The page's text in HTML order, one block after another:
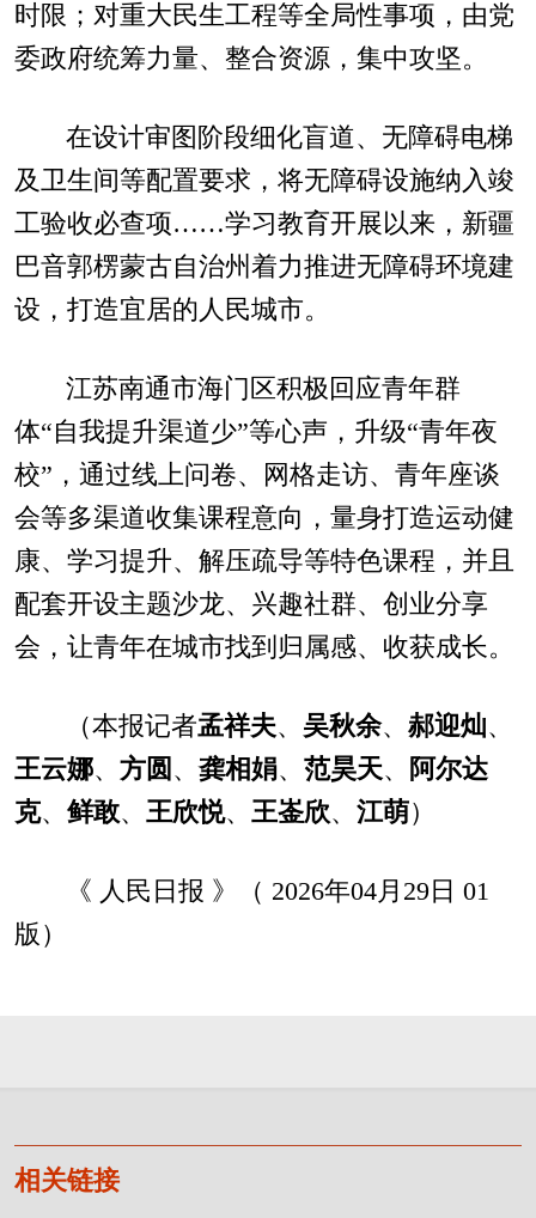
时限；对重大民生工程等全局性事项，由党
委政府统筹力量、整合资源，集中攻坚。
在设计审图阶段细化盲道、无障碍电梯
及卫生间等配置要求，将无障碍设施纳入竣
工验收必查项……学习教育开展以来，新疆
巴音郭楞蒙古自治州着力推进无障碍环境建
设，打造宜居的人民城市。
江苏南通市海门区积极回应青年群
体“自我提升渠道少”等心声，升级“青年夜
校”，通过线上问卷、网格走访、青年座谈
会等多渠道收集课程意向，量身打造运动健
康、学习提升、解压疏导等特色课程，并且
配套开设主题沙龙、兴趣社群、创业分享
会，让青年在城市找到归属感、收获成长。
（本报记者孟祥夫、 吴秋余、 郝迎灿、
王云娜、 方圆 、龚相娟、 范昊天、
阿尔达
克、 鲜敢、 王欣悦、 王崟欣、 江萌）
《 人民日报 》（ 2026年04月29日 01
版）
相关链接